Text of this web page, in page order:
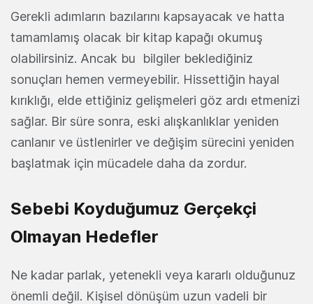
Gerekli adımların bazılarını kapsayacak ve hatta
tamamlamış olacak bir kitap kapağı okumuş
olabilirsiniz. Ancak bu bilgiler beklediğiniz
sonuçları hemen vermeyebilir. Hissettiğin hayal
kırıklığı, elde ettiğiniz gelişmeleri göz ardı etmenizi
sağlar. Bir süre sonra, eski alışkanlıklar yeniden
canlanır ve üstlenirler ve değişim sürecini yeniden
başlatmak için mücadele daha da zordur.
Sebebi Koyduğumuz Gerçekçi
Olmayan Hedefler
Ne kadar parlak, yetenekli veya kararlı olduğunuz
önemli değil. Kişisel dönüşüm uzun vadeli bir